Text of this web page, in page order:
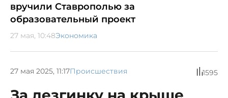
вручили Ставрополью за
образовательный проект
27 мая, 10:48Экономика
27 мая 2025, 11:17Происшествия 1595